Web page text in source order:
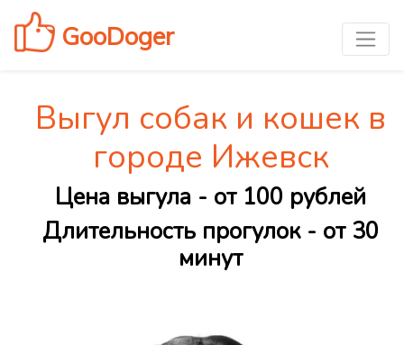
GooDoger
Выгул собак и кошек в
городе Ижевск
Цена выгула - от 100 рублей
Длительность прогулок - от 30
минут